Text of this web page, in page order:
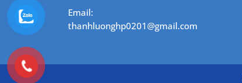
Email:
thanhluonghp0201@gmail.com